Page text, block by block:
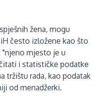
žena, mogu
često izložene kao što
"njeno mjesto je u
i statističke podatke
tržištu rada, kao podatak
od menadžerki.